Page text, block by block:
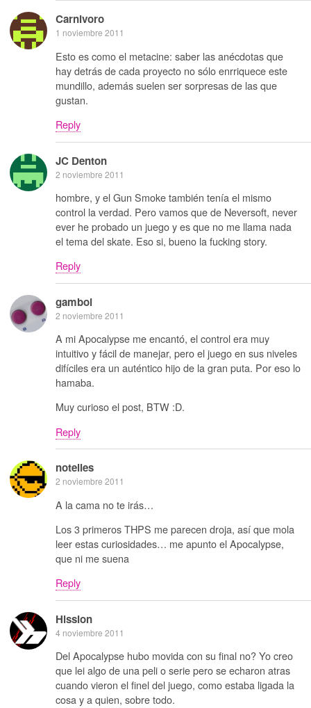
Carnivoro
1 noviembre 2011
Esto es como el metacine: saber las anécdotas que
hay detrás de cada proyecto no sólo enrriquece este
mundillo, además suelen ser sorpresas de las que
gustan.
Reply
JC Denton
2 noviembre 2011
hombre, y el Gun Smoke también tenía el mismo
control la verdad. Pero vamos que de Neversoft, never
ever he probado un juego y es que no me llama nada
el tema del skate. Eso si, bueno la fucking story.
Reply
gamboi
2 noviembre 2011
A mi Apocalypse me encantó, el control era muy
intuitivo y fácil de manejar, pero el juego en sus niveles
difíciles era un auténtico hijo de la gran puta. Por eso lo
hamaba.
Muy curioso el post, BTW :D.
Reply
notelies
2 noviembre 2011
A la cama no te irás…
Los 3 primeros THPS me parecen droja, así que mola
leer estas curiosidades… me apunto el Apocalypse,
que ni me suena
Reply
Hission
4 noviembre 2011
Del Apocalypse hubo movida con su final no? Yo creo
que lei algo de una peli o serie pero se echaron atras
cuando vieron el finel del juego, como estaba ligada la
cosa y a quien, sobre todo.